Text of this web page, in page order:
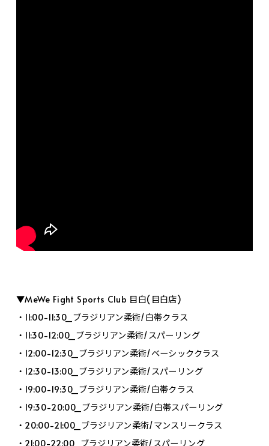
▼MeWe Fight Sports Club 目白(目白店)
・11:00-11:30_ブラジリアン柔術/白帯クラス
・11:30-12:00_ブラジリアン柔術/スパーリング
・12:00-12:30_ブラジリアン柔術/ベーシッククラス
・12:30-13:00_ブラジリアン柔術/スパーリング
・19:00-19:30_ブラジリアン柔術/白帯クラス
・19:30-20:00_ブラジリアン柔術/白帯スパーリング
・20:00-21:00_ブラジリアン柔術/マンスリークラス
・21:00-22:00_ブラジリアン柔術/スパーリング